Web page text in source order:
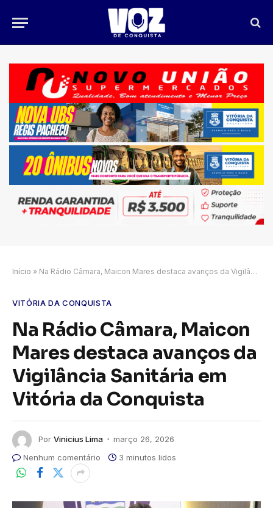
Início » Na Rádio Câmara, Maicon Mares destaca avanços da Vigilância Sanitária em Vitória da Conquista
VITÓRIA DA CONQUISTA
Na Rádio Câmara, Maicon
Mares destaca avanços da
Vigilância Sanitária em
Vitória da Conquista
Por Vinicius Lima
março 26, 2026
Nenhum comentário
3 minutos lidos